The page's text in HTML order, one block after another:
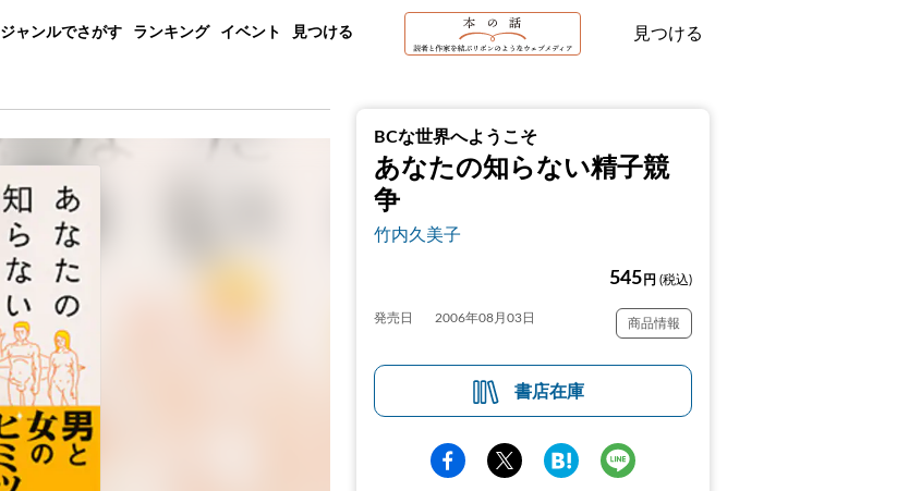
ジャンルでさがす ランキング イベント 見つける 見つける
BCな世界へようこそ
あなたの知らない精子競
争
竹内久美子
545 円 (税込)
発売日 2006年08月03日 商品情報
書店在庫